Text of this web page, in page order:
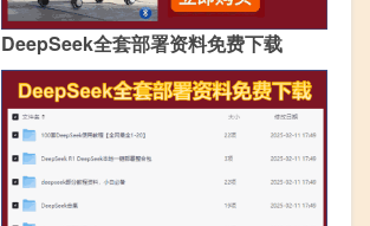
DeepSeek全套部署资料免费下载